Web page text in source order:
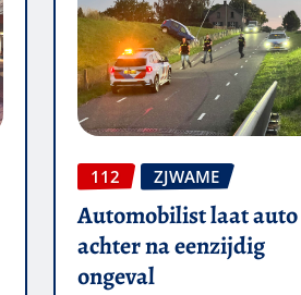
112 ZJWAME
Automobilist laat auto
achter na eenzijdig
ongeval